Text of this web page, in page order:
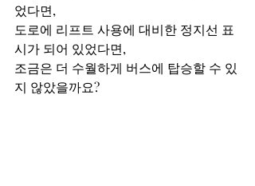
었다면,
도로에 리프트 사용에 대비한 정지선 표
시가 되어 있었다면,
조금은 더 수월하게 버스에 탑승할 수 있
지 않았을까요?